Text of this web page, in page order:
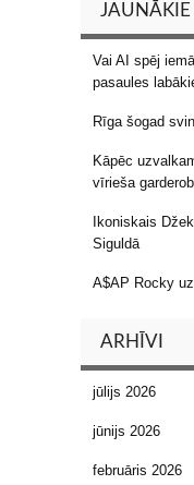
JAUNĀKIE
Vai AI spēj
pasaules
Rīga šogad
Kāpēc
vīrieša
Ikoniskais
Siguldā
A$AP Rocky
ARHĪVI
jūlijs 2026
jūnijs 2026
februāris 2026